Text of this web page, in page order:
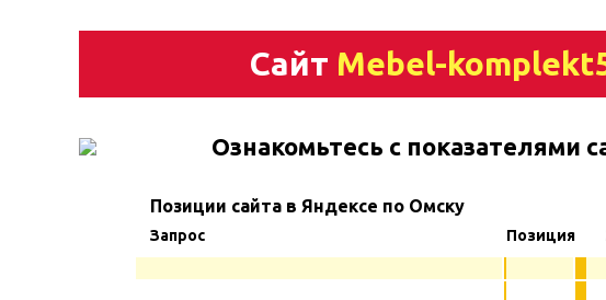
Сайт Mebel-
Ознакомьтесь с показателями
Позиции сайта в Яндексе по Омску
Запрос Позиция